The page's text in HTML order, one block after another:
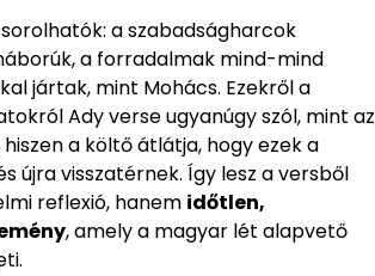
sorolhatók: a szabadságharcok
a forradalmak mind-mind
jártak, mint Mohács. Ezekről a
Ady verse ugyanúgy szól, mint az
a költő átlátja, hogy ezek a
újra visszatérnek. Így lesz a versből
reflexió, hanem időtlen,
, amely a magyar lét alapvető